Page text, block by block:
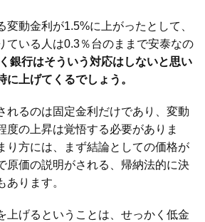
動金利が1.5%に上がったとして、
ている人は0.3％台のままで安泰なの
銀行はそういう対応はしないと思い
に上げてくるでしょう。
るのは固定金利だけであり、変動
度の上昇は覚悟する必要がありま
り方には、まず結論としての価格が
原価の説明がされる、帰納法的に決
あります。
げるということは、せっかく低金